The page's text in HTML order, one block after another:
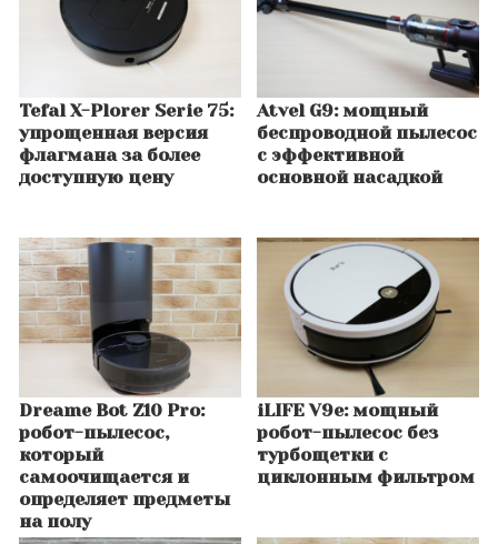
Tefal X-Plorer Serie 75:
упрощенная версия
флагмана за более
доступную цену
Atvel G9: мощный
беспроводной пылесос
с эффективной
основной насадкой
Dreame Bot Z10 Pro:
робот-пылесос,
который
самоочищается и
определяет предметы
на полу
iLIFE V9e: мощный
робот-пылесос без
турбощетки с
циклонным фильтром